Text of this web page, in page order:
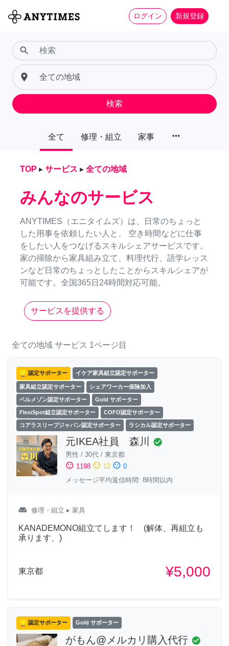
ログイン 新規登録
全て 修理・組立 家事 more_horiz
search
place
検索
TOP ▸ サービス ▸ 全ての地域
みんなのサービス
ANYTIMES（エニタイムズ）は、日常のちょっと
した用事を依頼したい人と、 空き時間などに仕事
をしたい人をつなげるスキルシェアサービスです。
家の掃除から家具組み立て、料理代行、語学レッス
ンなど日常のちょっとしたことからスキルシェアが
可能です。全国365日24時間対応可能。
サービスを提供する
全ての地域 サービス 1ページ目
認定サポーター イケア家具組立認定サポーター
家具組立認定サポーター シェアワーカー保険加入
ベルメゾン認定サポーター Gold サポーター
FlexiSpot組立認定サポーター COFO認定サポーター
コアラスリープジャパン認定サポーター ラシカル認定サポーター
元IKEA社員 森川 check_circle
男性 / 30代 / 東京都
sentiment_satisfied 1198 sentiment_neutral 12 sentiment_dissatisfied 0
メッセージ平均返信時間: 8時間以内
weekend 修理・組立 ▸ 家具
KANADEMONO組立てします！ (解体、再組立も
承ります、)
東京都 ¥5,000
認定サポーター Gold サポーター
がもん@メルカリ購入代行 check_circle